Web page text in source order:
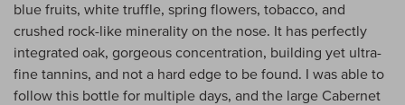
blue fruits, white truffle, spring flowers, tobacco, and
crushed rock-like minerality on the nose. It has perfectly
integrated oak, gorgeous concentration, building yet ultra-
fine tannins, and not a hard edge to be found. I was able to
follow this bottle for multiple days, and the large Cabernet